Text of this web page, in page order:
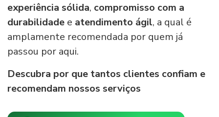
experiência sólida, compromisso com a
durabilidade e atendimento ágil, a qual é
amplamente recomendada por quem já
passou por aqui.
Descubra por que tantos clientes confiam e
recomendam nossos serviços